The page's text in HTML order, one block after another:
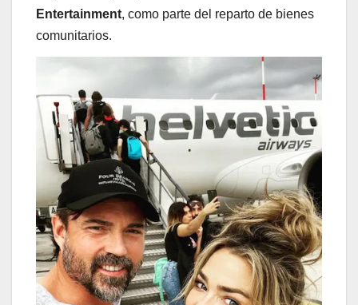
Entertainment, como parte del reparto de bienes
comunitarios.